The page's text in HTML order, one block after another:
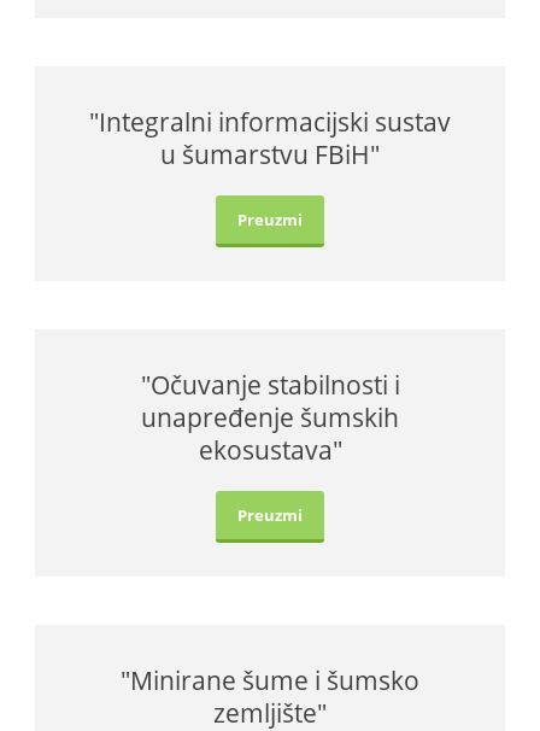
"Integralni informacijski sustav
u šumarstvu FBiH"
Preuzmi
"Očuvanje stabilnosti i
unapređenje šumskih
ekosustava"
Preuzmi
"Minirane šume i šumsko
zemljište"